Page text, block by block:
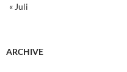
« Juli
ARCHIVE